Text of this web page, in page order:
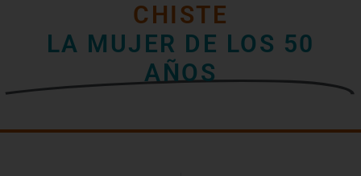
CHISTE
LA MUJER DE LOS 50
AÑOS